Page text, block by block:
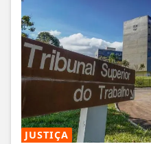
JUSTIÇA